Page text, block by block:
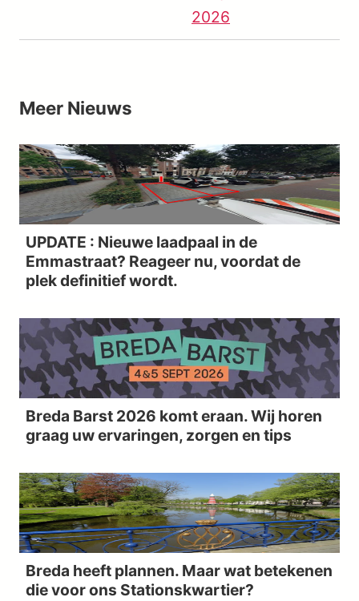
2026
Meer Nieuws
UPDATE : Nieuwe laadpaal in de
Emmastraat? Reageer nu, voordat de
plek definitief wordt.
Breda Barst 2026 komt eraan. Wij horen
graag uw ervaringen, zorgen en tips
Breda heeft plannen. Maar wat betekenen
die voor ons Stationskwartier?